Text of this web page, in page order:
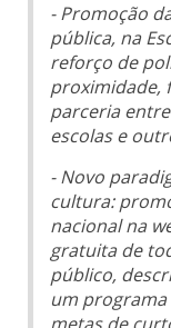
- Promoção
pública, na
reforço de
proximidade,
parceria
escolas e
- Novo
cultura:
nacional na
gratuita de
público,
um